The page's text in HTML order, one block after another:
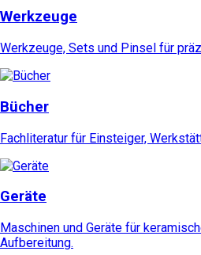
Werkzeuge
Werkzeuge, Sets und Pinsel für
Bücher
Fachliteratur für Einsteiger,
Geräte
Maschinen und Geräte für
Aufbereitung.